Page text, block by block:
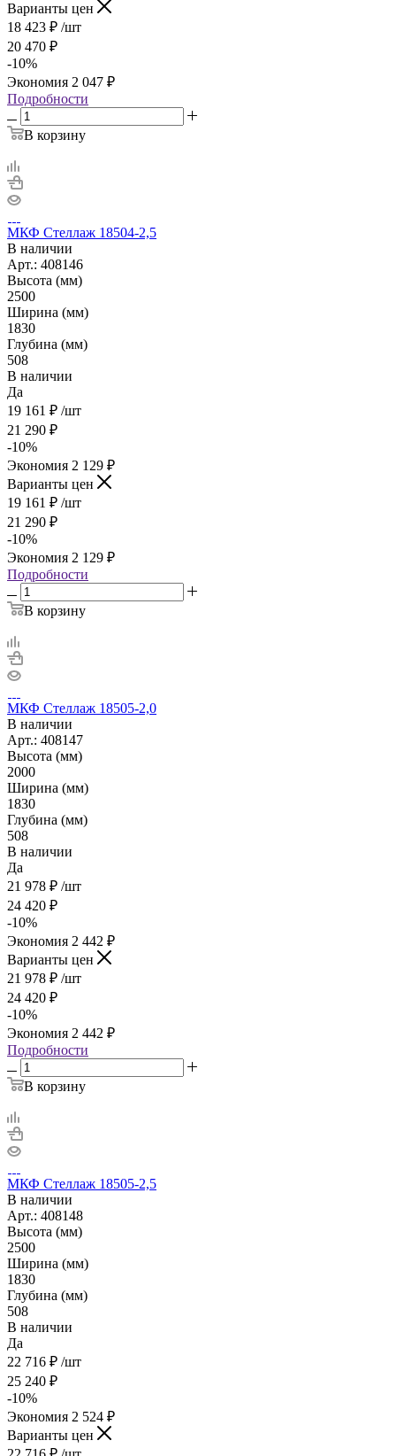
Варианты цен
18 423 ₽ /шт
20 470 ₽
-10%
Экономия 2 047 ₽
Подробности
В корзину
МКФ Стеллаж 18504-2,5
В наличии
Арт.: 408146
Высота (мм)
2500
Ширина (мм)
1830
Глубина (мм)
508
В наличии
Да
19 161 ₽ /шт
21 290 ₽
-10%
Экономия 2 129 ₽
Варианты цен
19 161 ₽ /шт
21 290 ₽
-10%
Экономия 2 129 ₽
Подробности
В корзину
МКФ Стеллаж 18505-2,0
В наличии
Арт.: 408147
Высота (мм)
2000
Ширина (мм)
1830
Глубина (мм)
508
В наличии
Да
21 978 ₽ /шт
24 420 ₽
-10%
Экономия 2 442 ₽
Варианты цен
21 978 ₽ /шт
24 420 ₽
-10%
Экономия 2 442 ₽
Подробности
В корзину
МКФ Стеллаж 18505-2,5
В наличии
Арт.: 408148
Высота (мм)
2500
Ширина (мм)
1830
Глубина (мм)
508
В наличии
Да
22 716 ₽ /шт
25 240 ₽
-10%
Экономия 2 524 ₽
Варианты цен